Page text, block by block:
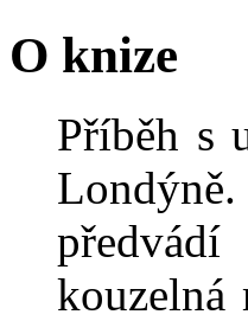
O knize
Příběh s
předvádí
kouzelná